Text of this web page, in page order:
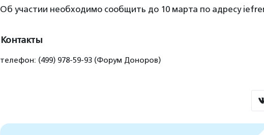
Об участии необходимо сообщить до 10 марта по адресу
Контакты
телефон: (499) 978-59-93 (Форум Доноров)